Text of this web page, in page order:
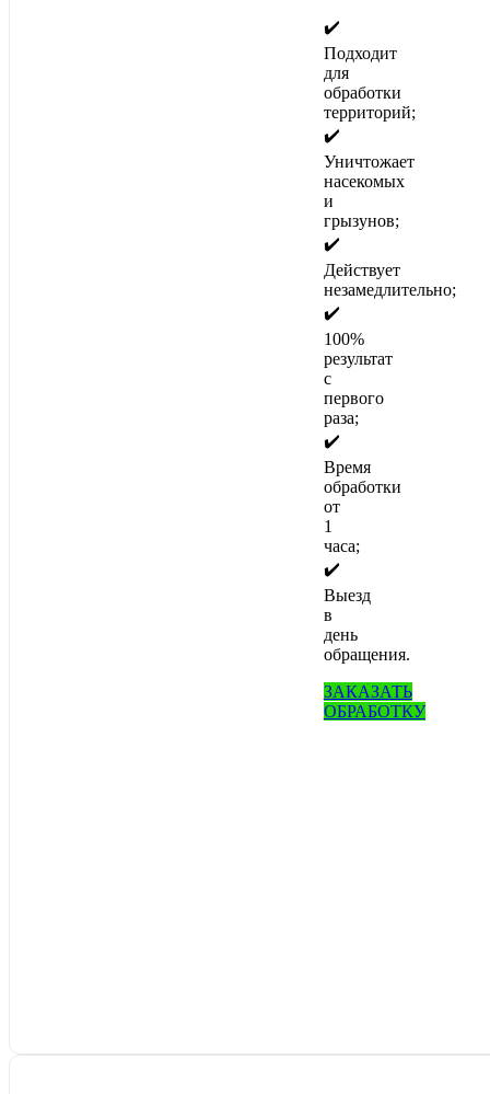
✔️
Подходит
для
обработки
территорий;
✔️
Уничтожает
насекомых
и
грызунов;
✔️
Действует
незамедлительно;
✔️
100%
результат
с
первого
раза;
✔️
Время
обработки
от
1
часа;
✔️
Выезд
в
день
обращения.
ЗАКАЗАТЬ
ОБРАБОТКУ